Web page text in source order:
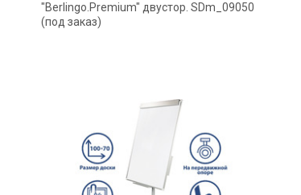
"Berlingo.Premium" двустор. SDm_09050
(под заказ)